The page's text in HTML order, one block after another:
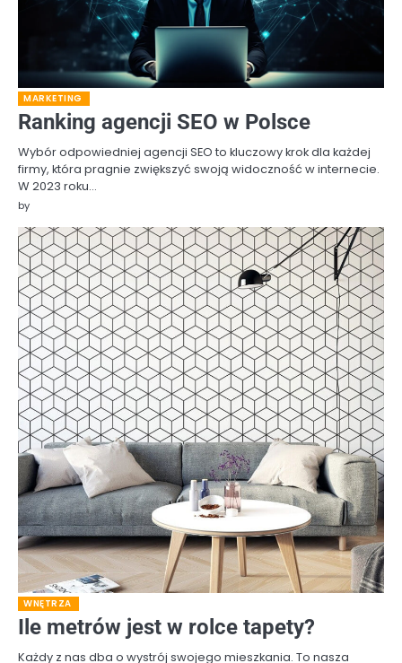
MARKETING
Ranking agencji SEO w Polsce
Wybór odpowiedniej agencji SEO to kluczowy krok dla każdej
firmy, która pragnie zwiększyć swoją widoczność w internecie.
W 2023 roku…
by
WNĘTRZA
Ile metrów jest w rolce tapety?
Każdy z nas dba o wystrój swojego mieszkania. To nasza